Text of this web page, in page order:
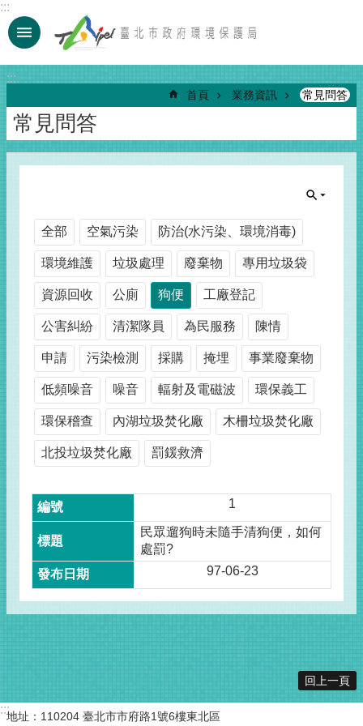
跳到主要內容區塊
:::
:::
首頁 業務資訊 常見問答
常見問答
全部 空氣污染 防治(水污染、環境消毒)
環境維護 垃圾處理 廢棄物 專用垃圾袋
資源回收 公廁 狗便 工廠登記
公害糾紛 清潔隊員 為民服務 陳情
申請 污染檢測 採購 掩埋 事業廢棄物
低頻噪音 噪音 輻射及電磁波 環保義工
環保稽查 內湖垃圾焚化廠 木柵垃圾焚化廠
北投垃圾焚化廠 罰鍰救濟
1
民眾遛狗時未隨手清狗便，如何
處罰?
97-06-23
回上一頁
:::地址：110204 臺北市市府路1號6樓東北區